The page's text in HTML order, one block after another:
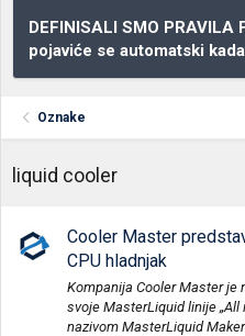
DEFINISALI SMO PRAVILA
pojaviće se automatski
Oznake
liquid cooler
Cooler Master
CPU hladnjak
Kompanija Cooler Master je
svoje MasterLiquid linije „All
nazivom MasterLiquid